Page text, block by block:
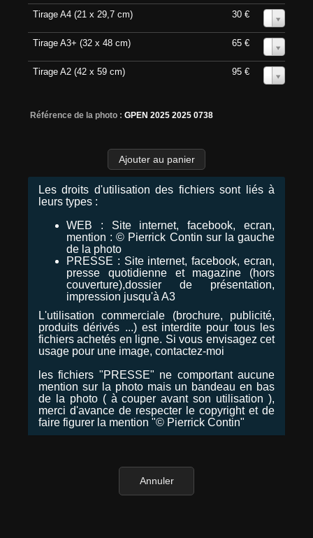
Tirage A4 (21 x 29,7 cm) 30 €
Tirage A3+ (32 x 48 cm) 65 €
Tirage A2 (42 x 59 cm) 95 €
Référence de la photo : GPEN 2025 2025 0738
Les droits d'utilisation des fichiers sont liés à
leurs types :
WEB : Site internet, facebook, ecran,
mention : © Pierrick Contin sur la gauche
de la photo
PRESSE : Site internet, facebook, ecran,
presse quotidienne et magazine (hors
couverture),dossier de présentation,
impression jusqu'à A3
L'utilisation commerciale (brochure, publicité,
produits dérivés ...) est interdite pour tous les
fichiers achetés en ligne. Si vous envisagez cet
usage pour une image, contactez-moi
les fichiers "PRESSE" ne comportant aucune
mention sur la photo mais un bandeau en bas
de la photo ( à couper avant son utilisation ),
merci d'avance de respecter le copyright et de
faire figurer la mention "© Pierrick Contin"
Annuler